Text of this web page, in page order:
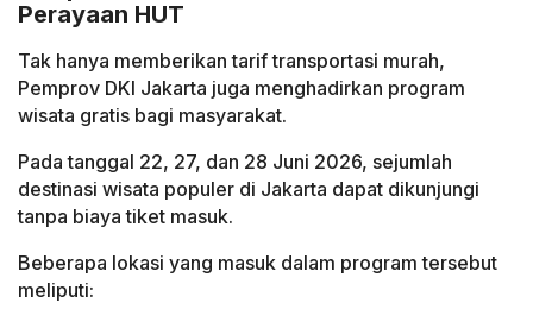
Perayaan HUT
Tak hanya memberikan tarif transportasi murah,
Pemprov DKI Jakarta juga menghadirkan program
wisata gratis bagi masyarakat.
Pada tanggal 22, 27, dan 28 Juni 2026, sejumlah
destinasi wisata populer di Jakarta dapat dikunjungi
tanpa biaya tiket masuk.
Beberapa lokasi yang masuk dalam program tersebut
meliputi: